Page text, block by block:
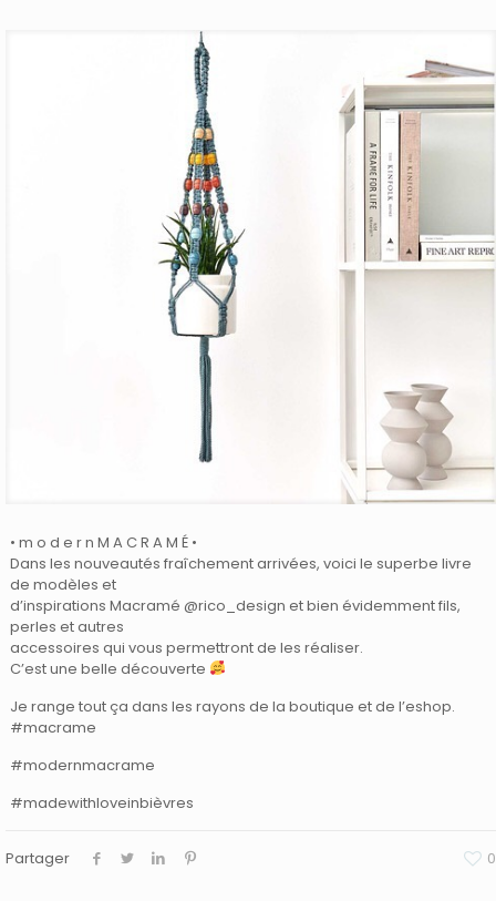
• m o d e r n M A C R A M É •
Dans les nouveautés fraîchement arrivées, voici le superbe livre
de modèles et
d’inspirations Macramé @rico_design et bien évidemment fils,
perles et autres
accessoires qui vous permettront de les réaliser.
C’est une belle découverte
Je range tout ça dans les rayons de la boutique et de l’eshop.
#macrame
#modernmacrame
#madewithloveinbièvres
Partager 0